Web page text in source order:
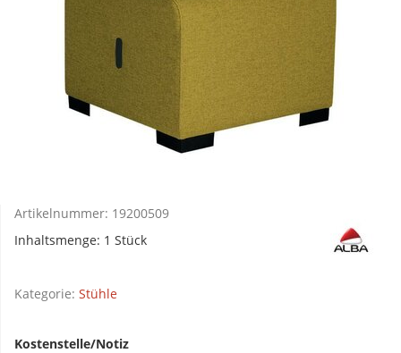
Artikelnummer: 19200509
Inhaltsmenge: 1 Stück
Kategorie: Stühle
Kostenstelle/Notiz